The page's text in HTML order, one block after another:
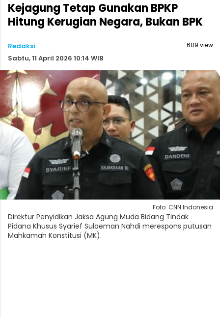
Kejagung Tetap Gunakan BPKP
Hitung Kerugian Negara, Bukan BPK
Redaksi
Sabtu, 11 April 2026 10:14 WIB
609 view
Foto: CNN Indonesia
Direktur Penyidikan Jaksa Agung Muda Bidang Tindak
Pidana Khusus Syarief Sulaeman Nahdi merespons putusan
Mahkamah Konstitusi (MK).